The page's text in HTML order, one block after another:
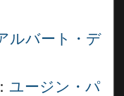
ルバート・デ
ユージン・パ